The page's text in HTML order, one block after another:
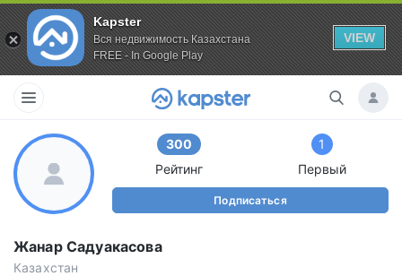
Kapster
Вся недвижимость Казахстана
FREE - In Google Play
VIEW
300
Рейтинг
1
Первый
Подписаться
Жанар Садуакасова
Казахстан